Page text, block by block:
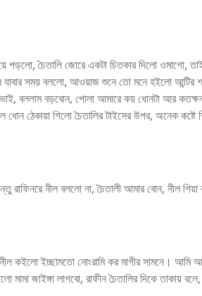
পড়লো, চৈতালি জোরে একটা চিতকার দিলো ওমাগো,
যাবার সময় বললো, আওয়াজ শুনে তো মনে হইলো আন্টির
বললাম বড়বোন, পোলা আমারে কয় ধোনটা আর
ঠেকায়া গিলো চৈতালির টাইসের উপর, অনেক কষ্টে
রাফিনরে নীল বললো না, চৈতালী আমার বোন, নীল গিয়া
কইলো ইচ্ছামতো নোংরামি কর মাগীর সামনে। আমি
মামা জাইঙ্গা লাগবো, রাফীন চৈতালির দিকে তাকায়